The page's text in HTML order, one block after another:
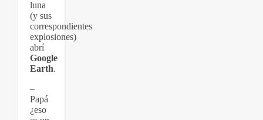
luna
(y sus
correspondientes
explosiones)
abrí
Google
Earth.
–
Papá
¿eso